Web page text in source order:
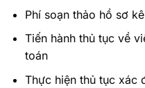
Phí soạn thảo hồ sơ
Tiến hành thủ tục về
toán
Thực hiện thủ tục xác